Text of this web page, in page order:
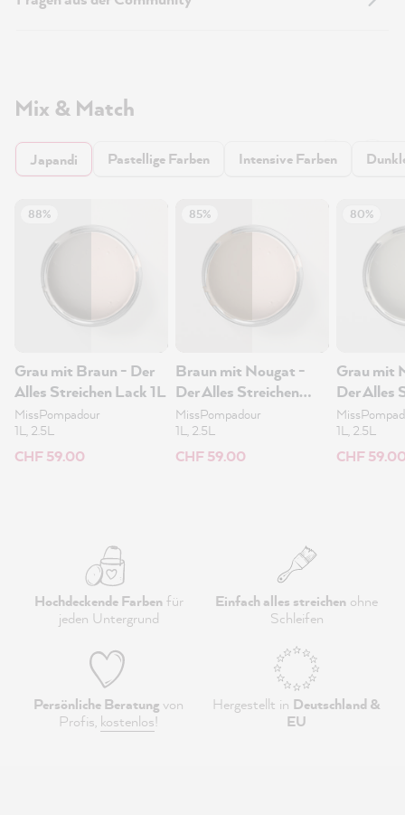
Mix & Match
Japandi Pastellige Farben Intensive Farben
88%
Grau mit Braun - Der
Alles Streichen Lack 1L
MissPompadour
1L, 2.5L
CHF 59.00
85%
Braun mit Nougat -
Der Alles Streichen
Lack 1L
MissPompadour
1L, 2.5L
CHF 59.00
80%
Grau mit
Der Alles
Lack 1L
1L, 2.5L
CHF
Hochdeckende Farbenfür
jeden Untergrund
Einfach alles streichen ohne
Schleifen
Persönliche Beratungvon
Profis, kostenlos!
Hergestellt in Deutschland &
EU